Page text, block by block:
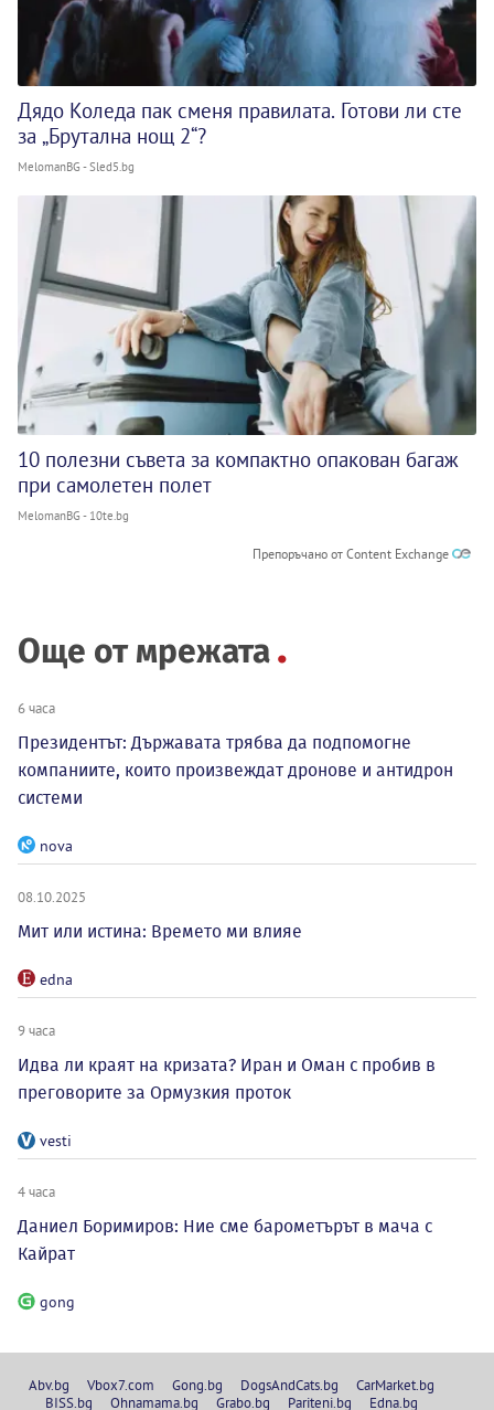
Дядо Коледа пак сменя правилата. Готови ли сте
за „Брутална нощ 2“?
MelomanBG - Sled5.bg
10 полезни съвета за компактно опакован багаж
при самолетен полет
MelomanBG - 10te.bg
Препоръчано от Content Exchange
Още от мрежата
6 часа
Президентът: Държавата трябва да подпомогне
компаниите, които произвеждат дронове и антидрон
системи
nova
08.10.2025
Мит или истина: Времето ми влияе
edna
9 часа
Идва ли краят на кризата? Иран и Оман с пробив в
преговорите за Ормузкия проток
vesti
4 часа
Даниел Боримиров: Ние сме барометърът в мача с
Кайрат
gong
Abv.bg Vbox7.com Gong.bg DogsAndCats.bg
CarMarket.bg
BISS.bg
Ohnamama.bg Grabo.bg Pariteni.bg Edna.bg